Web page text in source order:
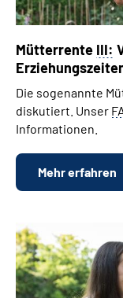
Mütterrente III:
Die sogenannte
diskutiert. Unser
Informationen.
Mehr erfahren